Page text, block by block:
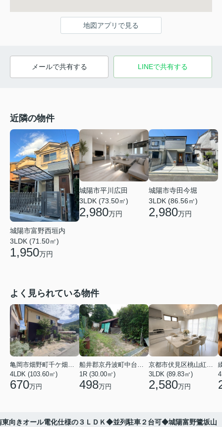
地図アプリで見る
メールで共有する LINEで共有する
近隣の物件
城陽市富野西垣内
3LDK (71.50㎡)
1,950万円
城陽市平川広田
3LDK (73.50㎡)
2,980万円
城陽市寺田今堀
3LDK (86.56㎡)
2,980万円
よく見られている物件
亀岡市畑野町千ケ畑高橋
4LDK (103.60㎡)
670万円
船井郡京丹波町中台土橋
1R (30.00㎡)
498万円
京都市伏見区桃山紅雪町
3LDK (89.83㎡)
2,580万円
向きオール電化仕様の３ＬＤＫ◆並列駐車２台可◆城陽富野鷺坂山